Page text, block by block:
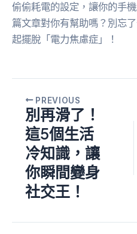
偷偷耗電的設定，讓你的手
篇文章對你有幫助嗎？別忘
起擺脫「電力焦慮症」！
PREVIOUS
別再滑了！
這5個生活
冷知識，讓
你瞬間變身
社交王！